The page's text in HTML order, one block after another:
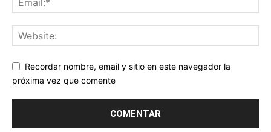
Recordar nombre, email y sitio en este navegador la
próxima vez que comente